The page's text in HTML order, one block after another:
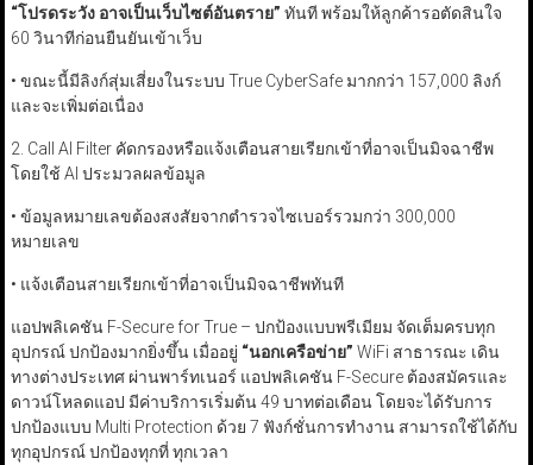
“โปรดระวัง อาจเป็นเว็บไซต์อันตราย” ทันที พร้อมให้ลูกค้ารอตัดสินใจ
60 วินาทีก่อนยืนยันเข้าเว็บ
• ขณะนี้มีลิงก์สุ่มเสี่ยงในระบบ True CyberSafe มากกว่า 157,000 ลิงก์
และจะเพิ่มต่อเนื่อง
2. Call AI Filter คัดกรองหรือแจ้งเตือนสายเรียกเข้าที่อาจเป็นมิจฉาชีพ
โดยใช้ AI ประมวลผลข้อมูล
• ข้อมูลหมายเลขต้องสงสัยจากตำรวจไซเบอร์รวมกว่า 300,000
หมายเลข
• แจ้งเตือนสายเรียกเข้าที่อาจเป็นมิจฉาชีพทันที
แอปพลิเคชัน F-Secure for True – ปกป้องแบบพรีเมียม จัดเต็มครบทุก
อุปกรณ์ ปกป้องมากยิ่งขึ้น เมื่ออยู่ “นอกเครือข่าย” WiFi สาธารณะ เดิน
ทางต่างประเทศ ผ่านพาร์ทเนอร์ แอปพลิเคชัน F-Secure ต้องสมัครและ
ดาวน์โหลดแอป มีค่าบริการเริ่มต้น 49 บาทต่อเดือน โดยจะได้รับการ
ปกป้องแบบ Multi Protection ด้วย 7 ฟังก์ชั่นการทำงาน สามารถใช้ได้กับ
ทุกอุปกรณ์ ปกป้องทุกที่ ทุกเวลา